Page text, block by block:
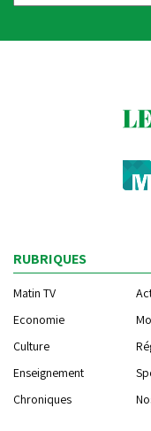
RUBRIQUES
Matin TV
Economie
Culture
Enseignement
Chroniques